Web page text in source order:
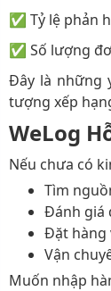
✅ Tỷ lệ phản
✅ Số lượng
Đây là những
tượng xếp
WeLog
Nếu chưa có
Tìm
Đánh giá
Đặt hàng
Vận
Muốn nhập